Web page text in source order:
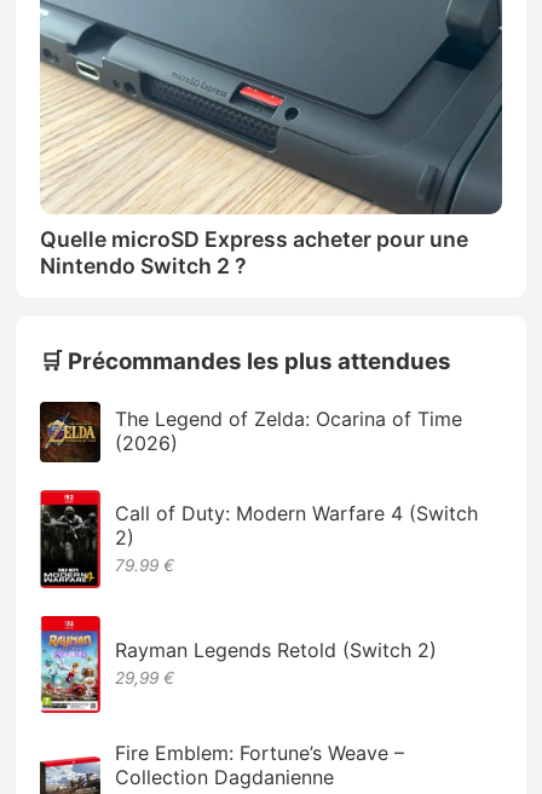
Quelle microSD Express acheter pour une
Nintendo Switch 2 ?
🛒 Précommandes les plus attendues
The Legend of Zelda: Ocarina of Time
(2026)
Call of Duty: Modern Warfare 4 (Switch
2)
79.99 €
Rayman Legends Retold (Switch 2)
29,99 €
Fire Emblem: Fortune’s Weave –
Collection Dagdanienne